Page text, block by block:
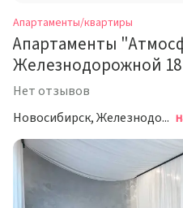
Апартаменты/квартиры
Апартаменты
Железнодорожной 18
Нет отзывов
Новосибирск, Железнодорожный район, Железнодорожная улица, 18